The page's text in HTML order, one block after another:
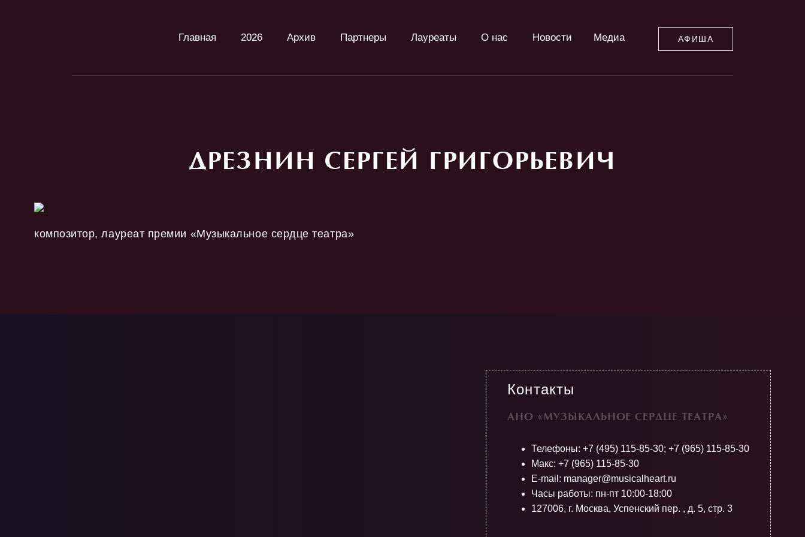
Главная 2026 Архив Партнеры Лауреаты О нас Новости Медиа АФИША
ДРЕЗНИН СЕРГЕЙ ГРИГОРЬЕВИЧ
композитор, лауреат премии «Музыкальное сердце театра»
Контакты
АНО «МУЗЫКАЛЬНОЕ СЕРДЦЕ ТЕАТРА»
Телефоны: +7 (495) 115-85-30; +7 (965) 115-85-30
Макс: +7 (965) 115-85-30
E-mail: manager@musicalheart.ru
Часы работы: пн-пт 10:00-18:00
127006, г. Москва, Успенский пер. , д. 5, стр. 3